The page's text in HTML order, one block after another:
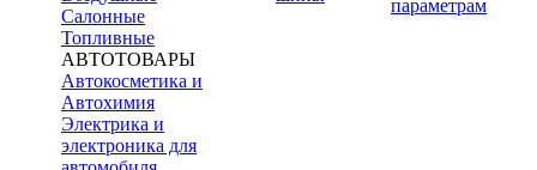
Салонные
Топливные
АВТОТОВАРЫ
Автокосметика и
Автохимия
Электрика и
электроника для
параметрам